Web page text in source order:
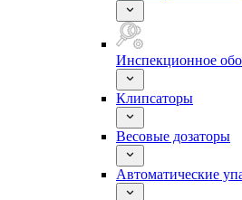
Инспекционное
Клипсаторы
Весовые дозаторы
Автоматические